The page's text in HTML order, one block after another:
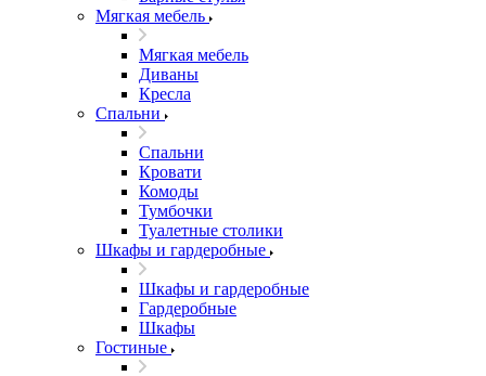
Мягкая мебель
Мягкая мебель
Диваны
Кресла
Спальни
Спальни
Кровати
Комоды
Тумбочки
Туалетные столики
Шкафы и гардеробные
Шкафы и гардеробные
Гардеробные
Шкафы
Гостиные